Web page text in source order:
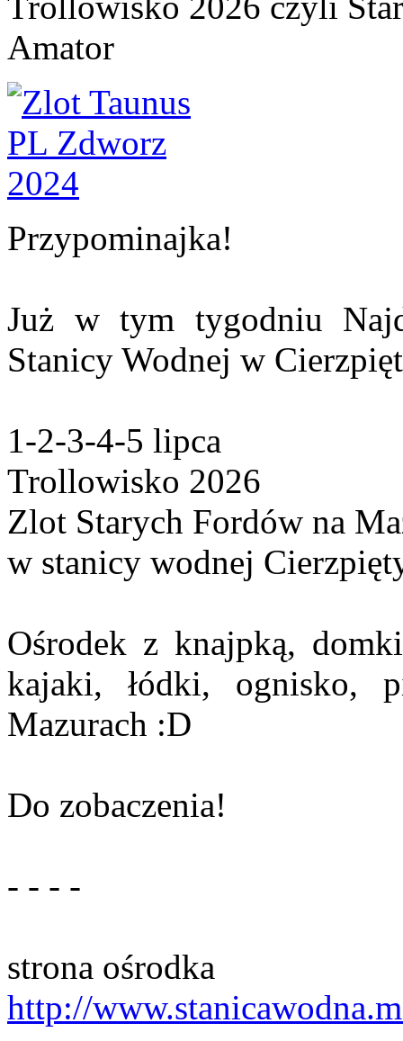
Amator
Przypominajka!
Już w tym tygodniu
Stanicy Wodnej w
1-2-3-4-5 lipca
Trollowisko 2026
Zlot Starych Fordów na
w stanicy wodnej
Ośrodek z knajpką,
kajaki, łódki, ognisko,
Mazurach :D
Do zobaczenia!
- - - -
strona ośrodka
http://